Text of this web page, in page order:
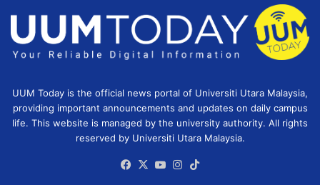
UUM Today is the official news portal of Universiti Utara Malaysia,
providing important announcements and updates on daily campus
life. This website is managed by the university authority. All rights
reserved by Universiti Utara Malaysia.
Facebook
X YouTubeInstagram